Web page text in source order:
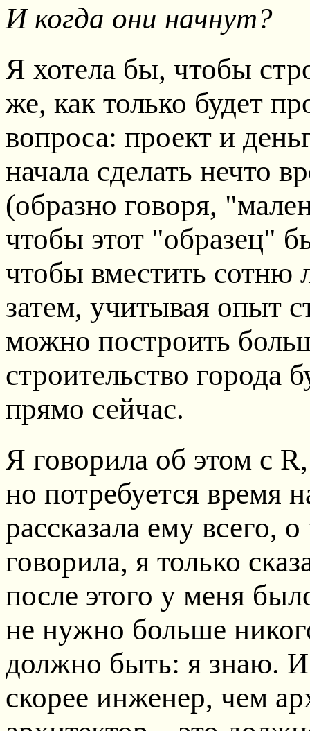
И когда они начнут?
Я хотела бы, чтобы
же, как только будет
вопроса: проект и
начала сделать нечто
(образно говоря,
чтобы этот "образец"
чтобы вместить сотню
затем, учитывая опыт
можно построить
строительство города
прямо сейчас.
Я говорила об этом с
но потребуется время
рассказала ему всего,
говорила, я только
после этого у меня
не нужно больше
должно быть: я знаю. И
скорее инженер, чем